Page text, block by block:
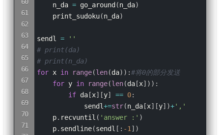
    n_da
= go_around (n_da)
    print_sudoku
(n_da)
sendl =
''
# print(da)
# print(n_da)
for x in range(len(da) ) :#将0的部分发送
for y in range(len(da [x] ) ) :
if da [x] [y] == 0:
            sendl
+=str(n_da [x] [y] )+','
    p
. recvuntil ( 'answer :' )
    p
. sendline(sendl [ : -1 ] )